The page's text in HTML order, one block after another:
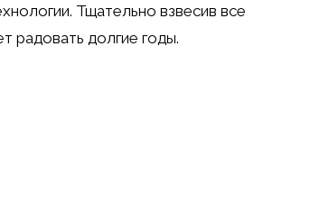
Тщательно взвесив все
радовать долгие годы.